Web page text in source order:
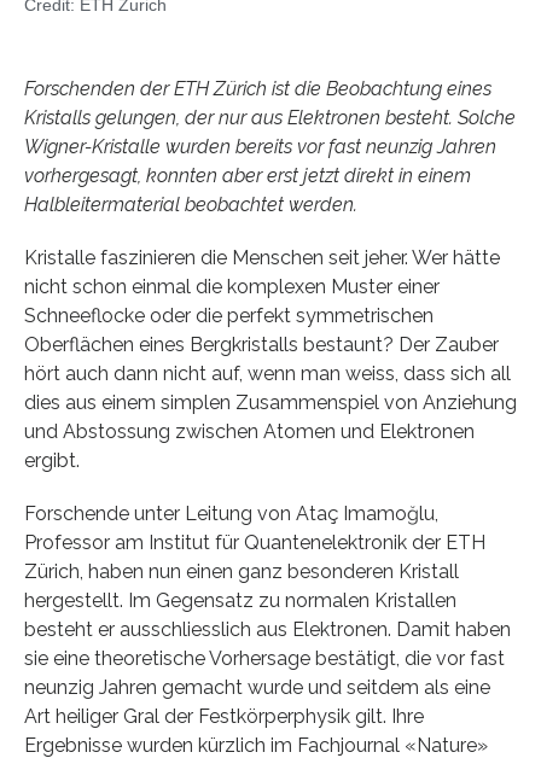
Credit: ETH Zurich
Forschenden der ETH Zürich ist die Beobachtung eines
Kristalls gelungen, der nur aus Elektronen besteht. Solche
Wigner-​Kristalle wurden bereits vor fast neunzig Jahren
vorhergesagt, konnten aber erst jetzt direkt in einem
Halbleitermaterial beobachtet werden.
Kristalle faszinieren die Menschen seit jeher. Wer hätte
nicht schon einmal die komplexen Muster einer
Schneeflocke oder die perfekt symmetrischen
Oberflächen eines Bergkristalls bestaunt? Der Zauber
hört auch dann nicht auf, wenn man weiss, dass sich all
dies aus einem simplen Zusammenspiel von Anziehung
und Abstossung zwischen Atomen und Elektronen
ergibt.
Forschende unter Leitung von Ataç Imamoğlu,
Professor am Institut für Quantenelektronik der ETH
Zürich, haben nun einen ganz besonderen Kristall
hergestellt. Im Gegensatz zu normalen Kristallen
besteht er ausschliesslich aus Elektronen. Damit haben
sie eine theoretische Vorhersage bestätigt, die vor fast
neunzig Jahren gemacht wurde und seitdem als eine
Art heiliger Gral der Festkörperphysik gilt. Ihre
Ergebnisse wurden kürzlich im Fachjournal «Nature»